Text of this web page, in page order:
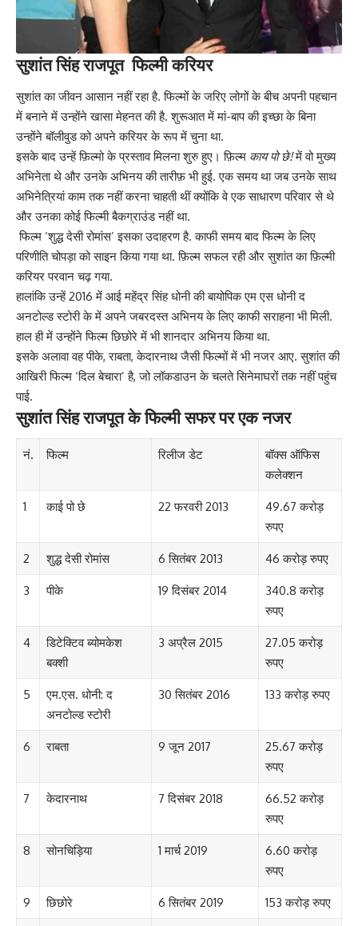
सुशांत सिंह राजपूत फिल्मी करियर
सुशांत का जीवन आसान नहीं रहा है. फिल्मों के जरिए लोगों के बीच अपनी पहचान
में बनाने में उन्होंने खासा मेहनत की है. शुरूआत में मां-बाप की इच्छा के बिना
उन्होंने बॉलीवुड को अपने करियर के रूप में चुना था.
इसके बाद उन्हें फ़िल्मो के प्रस्ताव मिलना शुरु हुए। फ़िल्म काय पो छे!में वो मुख्य
अभिनेता थे और उनके अभिनय की तारीफ़ भी हुई. एक समय था जब उनके साथ
अभिनेत्रियां काम तक नहीं करना चाहती थीं क्योंकि वे एक साधारण परिवार से थे
और उनका कोई फिल्मी बैकग्राउंड नहीं था.
फिल्म ‘शुद्ध देसी रोमांस’ इसका उदाहरण है. काफी समय बाद फिल्म के लिए
परिणीति चोपड़ा को साइन किया गया था. फ़िल्म सफल रही और सुशांत का फ़िल्मी
करियर परवान चढ़ गया.
हालांकि उन्हें 2016 में आई महेंद्र सिंह धोनी की बायोपिक एम एस धोनी द
अनटोल्ड स्टोरी के में अपने जबरदस्त अभिनय के लिए काफी सराहना भी मिली.
हाल ही में उन्होंने फिल्म छिछोरे में भी शानदार अभिनय किया था.
इसके अलावा वह पीके, राबता, केदारनाथ जैसी फिल्मों में भी नजर आए. सुशांत की
आखिरी फिल्म ‘दिल बेचारा’ है, जो लॉकडाउन के चलते सिनेमाघरों तक नहीं पहुंच
पाई.
सुशांत सिंह राजपूत के फिल्मी सफर पर एक नजर
नं. फिल्म रिलीज डेट
बॉक्स ऑफिस
कलेक्शन
1 काई पो छे 22 फरवरी 2013
49.67 करोड़
रुपए
2 शुद्ध देसी रोमांस 6 सितंबर 2013 46 करोड़ रुपए
3 पीके 19 दिसंबर 2014
340.8 करोड़
रुपए
4
डिटेक्टिव ब्योमकेश
बक्शी
3 अप्रैल 2015
27.05 करोड़
रुपए
5
एम.एस. धोनी: द
अनटोल्ड स्टोरी
30 सितंबर 2016 133 करोड़ रुपए
6 राबता 9 जून 2017
25.67 करोड़
रुपए
7 केदारनाथ 7 दिसंबर 2018
66.52 करोड़
रुपए
8 सोनचिड़िया 1 मार्च 2019
6.60 करोड़
रुपए
9 छिछोरे 6 सितंबर 2019 153 करोड़ रुपए